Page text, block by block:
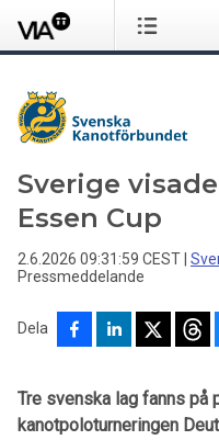
Sverige
Essen Cup
2.6.2026 09:31:59 CEST
Pressmeddelande
Dela
Tre svenska lag fanns på
kanotpoloturneringen